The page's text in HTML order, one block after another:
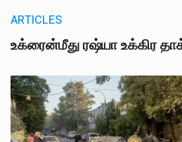
ARTICLES
உக்ரைன்மீது ரஷ்யா உக்கிர